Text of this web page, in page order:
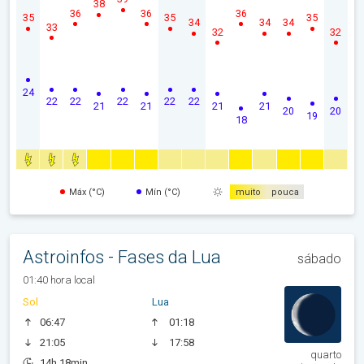
24
35
22
33
22
36
21
38
22 21
36
22
35
22
34
21
32
18
36
21
34
20
34
19
35
20
32
Máx (°C) Mín (°C) muito pouca
Astroinfos - Fases da Lua sábado
01:40 hora local
Sol
06:47
21:05
Lua
01:18
17:58
quarto